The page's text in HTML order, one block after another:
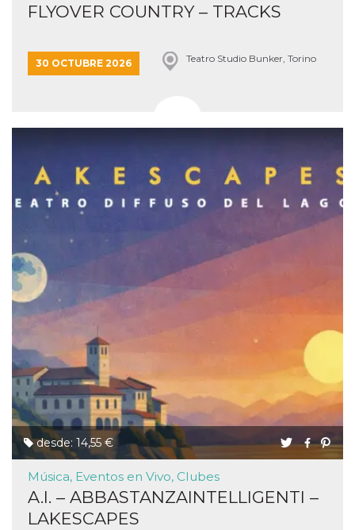
FLYOVER COUNTRY – TRACKS
30 OCTUBRE 2026 Teatro Studio Bunker, Torino
desde: 14,55 €
Música, Eventos en Vivo, Clubes
A.I. – ABBASTANZAINTELLIGENTI –
LAKESCAPES